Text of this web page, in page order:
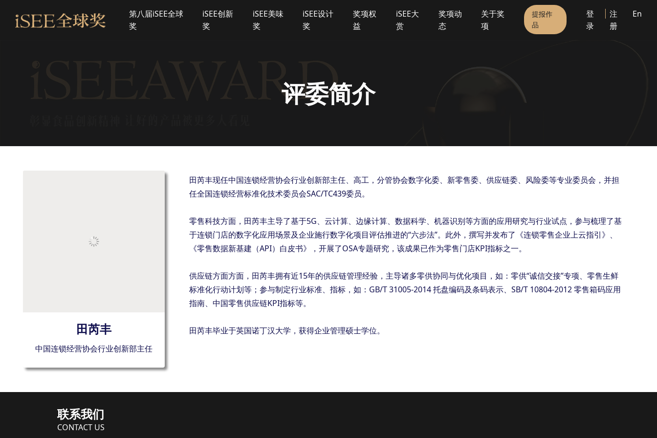
第八届iSEE全球
奖
iSEE创新
奖
iSEE美味
奖
iSEE设计
奖
奖项权
益
iSEE大
赏
奖项动
态
关于奖
项
提报作
品
登
录
注
册
En
评委简介
田芮丰
中国连锁经营协会行业创新部主任
田芮丰现任中国连锁经营协会行业创新部主任、高工，分管协会数字化委、新零售委、供应链委、风险委等专业委员会，并担
任全国连锁经营标准化技术委员会SAC/TC439委员。
零售科技方面，田芮丰主导了基于5G、云计算、边缘计算、数据科学、机器识别等方面的应用研究与行业试点，参与梳理了基
于连锁门店的数字化应用场景及企业施行数字化项目评估推进的“六步法”。此外，撰写并发布了《连锁零售企业上云指引》、
《零售数据新基建（API）白皮书》，开展了OSA专题研究，该成果已作为零售门店KPI指标之一。
供应链方面方面，田芮丰拥有近15年的供应链管理经验，主导诸多零供协同与优化项目，如：零供“诚信交接”专项、零售生鲜
标准化行动计划等；参与制定行业标准、指标，如：GB/T 31005-2014 托盘编码及条码表示、SB/T 10804-2012 零售箱码应用
指南、中国零售供应链KPI指标等。
田芮丰毕业于英国诺丁汉大学，获得企业管理硕士学位。
联系我们
CONTACT US